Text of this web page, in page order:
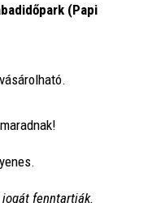
(Papi
fenntartják.